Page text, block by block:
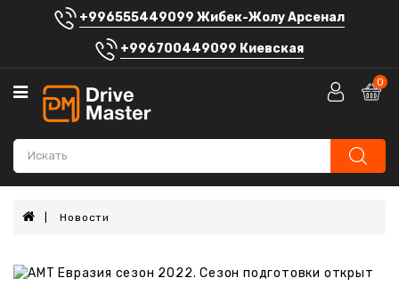
+996555449099 Жибек-Жолу Арсенал
+996700449099 Киевская
Категории
Аккумуляторы
Автомагнитолы
Штатные
устройства
0
Новости